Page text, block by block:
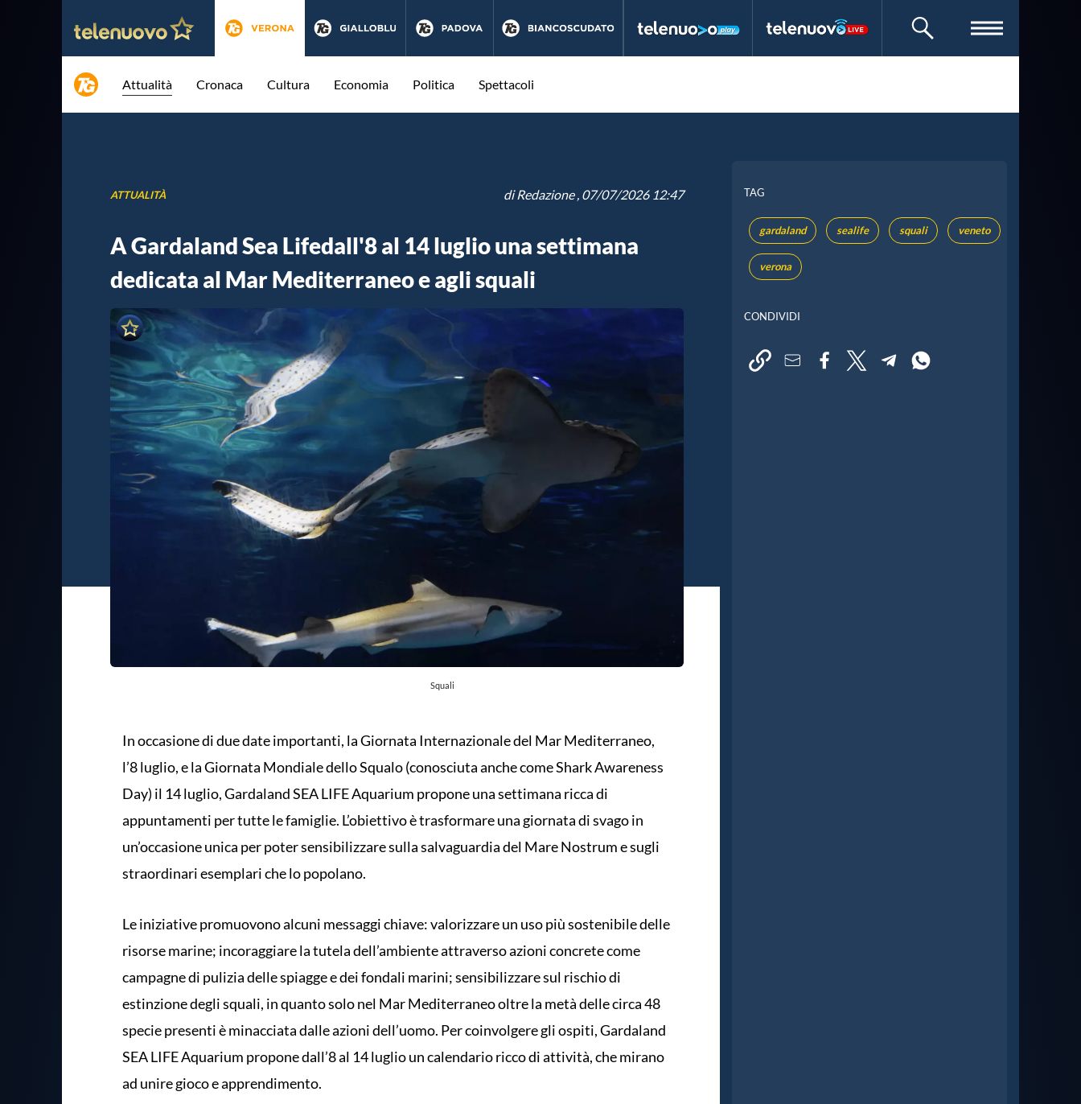
CERCA
Attualità Cronaca Cultura Economia Politica Spettacoli
ATTUALITÀ diRedazione, 07/07/2026 12:47
A Gardaland Sea Lifedall'8 al 14 luglio una settimana
dedicata al Mar Mediterraneo e agli squali
Squali
In occasione di due date importanti, la Giornata Internazionale del Mar Mediterraneo,
l’8 luglio, e la Giornata Mondiale dello Squalo (conosciuta anche come Shark Awareness
Day) il 14 luglio, Gardaland SEA LIFE Aquarium propone una settimana ricca di
appuntamenti per tutte le famiglie. L’obiettivo è trasformare una giornata di svago in
un’occasione unica per poter sensibilizzare sulla salvaguardia del Mare Nostrum e sugli
straordinari esemplari che lo popolano.
Le iniziative promuovono alcuni messaggi chiave: valorizzare un uso più sostenibile delle
risorse marine; incoraggiare la tutela dell’ambiente attraverso azioni concrete come
campagne di pulizia delle spiagge e dei fondali marini; sensibilizzare sul rischio di
estinzione degli squali, in quanto solo nel Mar Mediterraneo oltre la metà delle circa 48
specie presenti è minacciata dalle azioni dell’uomo. Per coinvolgere gli ospiti, Gardaland
SEA LIFE Aquarium propone dall’8 al 14 luglio un calendario ricco di attività, che mirano
ad unire gioco e apprendimento.
TAG
gardaland sealife squali veneto
verona
CONDIVIDI